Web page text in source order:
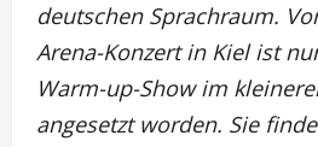
deutschen Sprachraum.
Arena-Konzert in Kiel ist
Warm-up-Show im
angesetzt worden. Sie